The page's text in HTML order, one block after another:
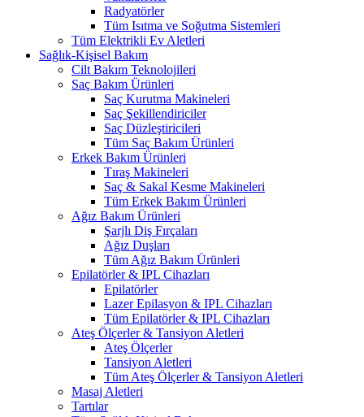
Radyatörler
Tüm Isıtma ve Soğutma Sistemleri
Tüm Elektrikli Ev Aletleri
Sağlık-Kişisel Bakım
Cilt Bakım Teknolojileri
Saç Bakım Ürünleri
Saç Kurutma Makineleri
Saç Şekillendiriciler
Saç Düzleştiricileri
Tüm Saç Bakım Ürünleri
Erkek Bakım Ürünleri
Tıraş Makineleri
Saç & Sakal Kesme Makineleri
Tüm Erkek Bakım Ürünleri
Ağız Bakım Ürünleri
Şarjlı Diş Fırçaları
Ağız Duşları
Tüm Ağız Bakım Ürünleri
Epilatörler & IPL Cihazları
Epilatörler
Lazer Epilasyon & IPL Cihazları
Tüm Epilatörler & IPL Cihazları
Ateş Ölçerler & Tansiyon Aletleri
Ateş Ölçerler
Tansiyon Aletleri
Tüm Ateş Ölçerler & Tansiyon Aletleri
Masaj Aletleri
Tartılar